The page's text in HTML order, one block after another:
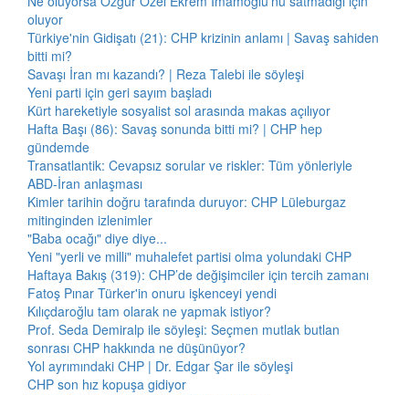
oluyor
Türkiye'nin Gidişatı (21): CHP krizinin anlamı | Savaş sahiden
bitti mi?
Savaşı İran mı kazandı? | Reza Talebi ile söyleşi
Yeni parti için geri sayım başladı
Kürt hareketiyle sosyalist sol arasında makas açılıyor
Hafta Başı (86): Savaş sonunda bitti mi? | CHP hep
gündemde
Transatlantik: Cevapsız sorular ve riskler: Tüm yönleriyle
ABD-İran anlaşması
Kimler tarihin doğru tarafında duruyor: CHP Lüleburgaz
mitinginden izlenimler
"Baba ocağı" diye diye...
Yeni "yerli ve milli" muhalefet partisi olma yolundaki CHP
Haftaya Bakış (319): CHP’de değişimciler için tercih zamanı
Fatoş Pınar Türker'in onuru işkenceyi yendi
Kılıçdaroğlu tam olarak ne yapmak istiyor?
Prof. Seda Demiralp ile söyleşi: Seçmen mutlak butlan
sonrası CHP hakkında ne düşünüyor?
Yol ayrımındaki CHP | Dr. Edgar Şar ile söyleşi
CHP son hız kopuşa gidiyor